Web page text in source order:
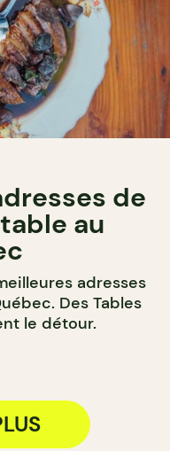
de
au
adresses
Des Tables
le détour.